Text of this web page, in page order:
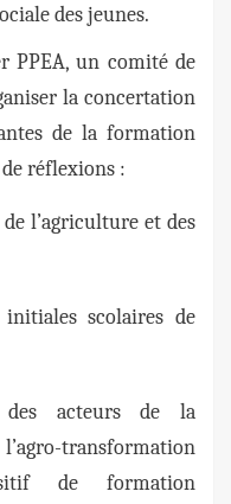
des jeunes.
PPEA, un comité de
la concertation
de la formation
réflexions :
l’agriculture et des
scolaires de
des acteurs de la
transformation
de formation